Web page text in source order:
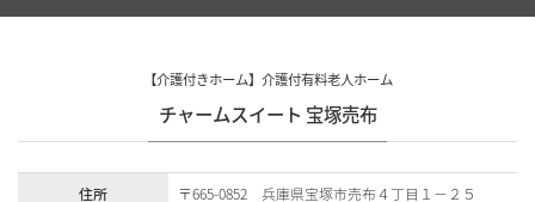
【介護付きホーム】介護付有料老人ホーム
チャームスイート 宝塚売布
住所
〒665-0852 兵庫県宝塚市売布４丁目１－２５